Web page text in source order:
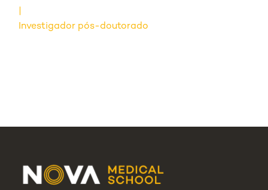
Investigador pós-doutorado